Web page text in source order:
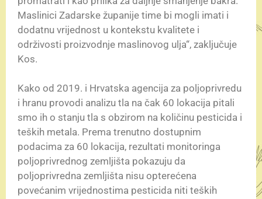
Maslinici Zadarske županije time bi mogli imati i
dodatnu vrijednost u kontekstu kvalitete i
održivosti proizvodnje maslinovog ulja“, zaključuje
Kos.
Kako od 2019. i Hrvatska agencija za poljoprivredu
i hranu provodi analizu tla na čak 60 lokacija pitali
smo ih o stanju tla s obzirom na količinu pesticida i
teških metala. Prema trenutno dostupnim
podacima za 60 lokacija, rezultati monitoringa
poljoprivrednog zemljišta pokazuju da
poljoprivredna zemljišta nisu opterećena
povećanim vrijednostima pesticida niti teških